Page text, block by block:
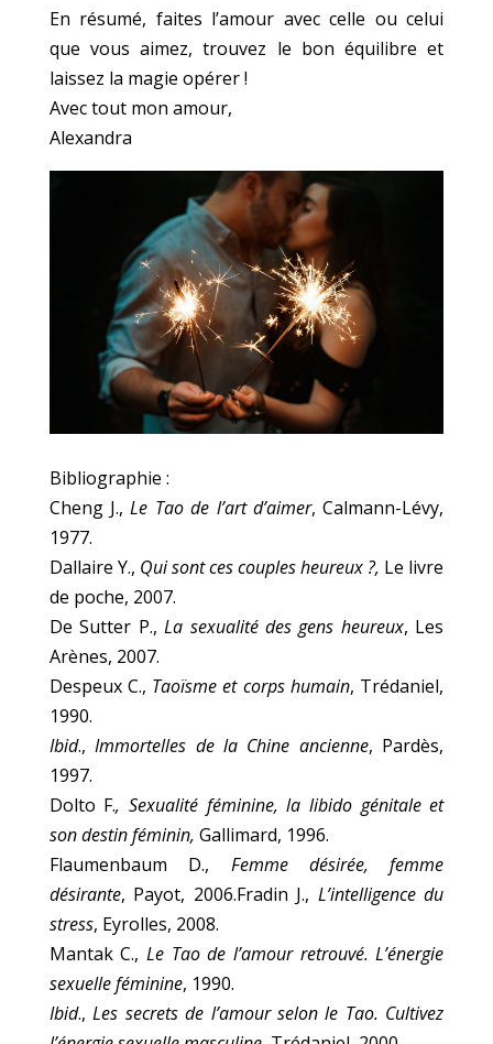
En résumé, faites l’amour avec celle ou celui
que vous aimez, trouvez le bon équilibre et
laissez la magie opérer !
Avec tout mon amour,
Alexandra
Bibliographie :
Cheng J.,Le Tao de l’art d’aimer, Calmann-Lévy,
1977.
Dallaire Y., Qui sont ces couples heureux ?, Le livre
de poche, 2007.
De Sutter P.,La sexualité des gens heureux, Les
Arènes, 2007.
Despeux C., Taoïsme et corps humain, Trédaniel,
1990.
Ibid.,Immortelles de la Chine ancienne, Pardès,
1997.
Dolto F., Sexualité féminine, la libido génitale et
son destin féminin, Gallimard, 1996.
Flaumenbaum D., Femme désirée, femme
désirante, Payot, 2006.Fradin J., L’intelligence du
stress, Eyrolles, 2008.
Mantak C.,Le Tao de l’amour retrouvé. L’énergie
sexuelle féminine, 1990.
Ibid.,Les secrets de l’amour selon le Tao. Cultivez